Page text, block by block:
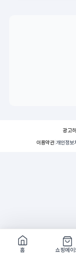
광고
이용약관 개인정보
홈
쇼핑메이